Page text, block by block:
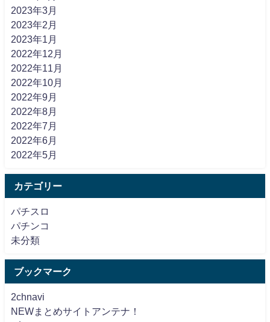
2023年3月
2023年2月
2023年1月
2022年12月
2022年11月
2022年10月
2022年9月
2022年8月
2022年7月
2022年6月
2022年5月
カテゴリー
パチスロ
パチンコ
未分類
ブックマーク
2chnavi
NEWまとめサイトアンテナ！